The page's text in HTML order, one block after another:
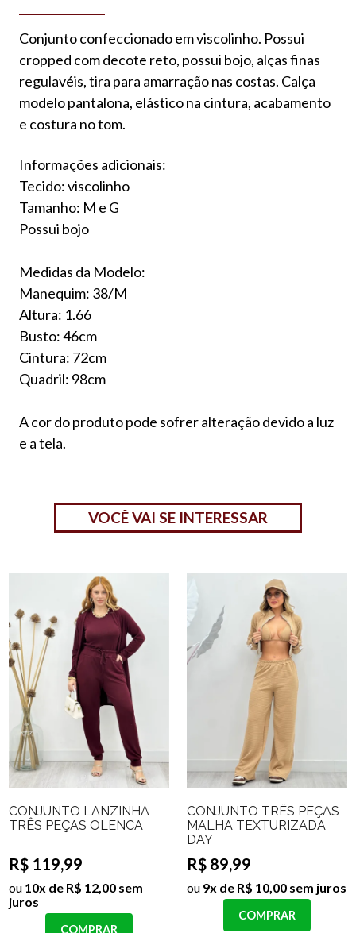
Conjunto confeccionado em viscolinho. Possui
cropped com decote reto, possui bojo, alças finas
regulavéis, tira para amarração nas costas. Calça
modelo pantalona, elástico na cintura, acabamento
e costura no tom.
Informações adicionais:
Tecido: viscolinho
Tamanho: M e G
Possui bojo
Medidas da Modelo:
Manequim: 38/M
Altura: 1.66
Busto: 46cm
Cintura: 72cm
Quadril: 98cm
A cor do produto pode sofrer alteração devido a luz
e a tela.
VOCÊ VAI SE INTERESSAR
CONJUNTO LANZINHA
TRÊS PEÇAS OLENCA
R$ 119,99
ou 10x de R$ 12,00 sem
juros
COMPRAR
CONJUNTO TRÊS PEÇAS
MALHA TEXTURIZADA
DAY
R$ 89,99
ou 9x de R$ 10,00 sem juros
COMPRAR